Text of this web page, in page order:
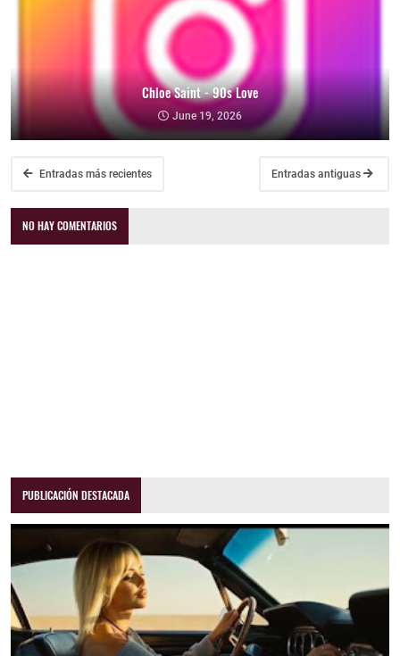
Chloe Saint - 90s Love
June 19, 2026
Entradas más recientes Entradas antiguas
NO HAY COMENTARIOS
PUBLICACIÓN DESTACADA